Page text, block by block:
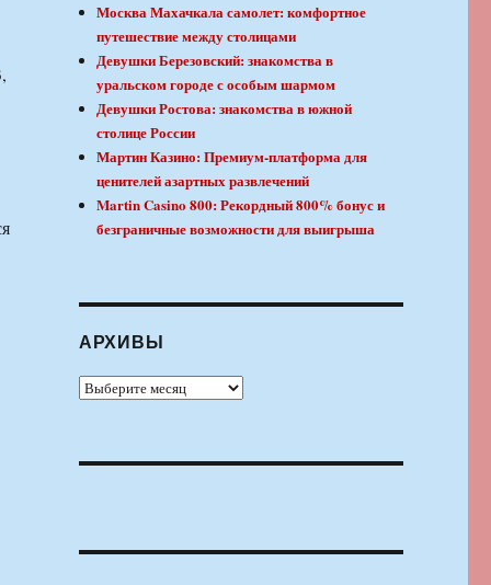
Москва Махачкала самолет: комфортное
путешествие между столицами
Девушки Березовский: знакомства в
уральском городе с особым шармом
Девушки Ростова: знакомства в южной
столице России
Мартин Казино: Премиум-платформа для
ценителей азартных развлечений
Martin Casino 800: Рекордный 800% бонус и
безграничные возможности для выигрыша
АРХИВЫ
Архивы